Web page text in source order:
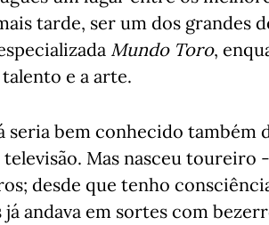
tarde, ser um dos grandes
Mundo Toro,
e a arte.
seria bem conhecido também
Mas nasceu toureiro
desde que tenho
andava em sortes com